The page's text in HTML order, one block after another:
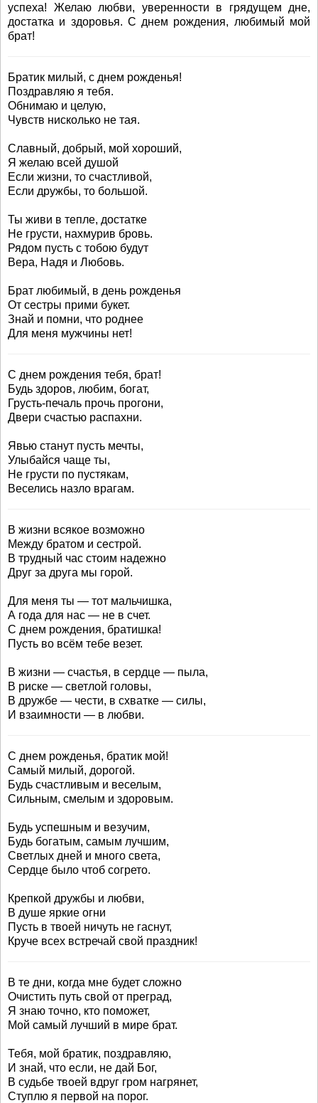
успеха! Желаю любви, уверенности в грядущем дне,
достатка и здоровья. С днем рождения, любимый мой
брат!
Братик милый, с днем рожденья!
Поздравляю я тебя.
Обнимаю и целую,
Чувств нисколько не тая.
Славный, добрый, мой хороший,
Я желаю всей душой
Если жизни, то счастливой,
Если дружбы, то большой.
Ты живи в тепле, достатке
Не грусти, нахмурив бровь.
Рядом пусть с тобою будут
Вера, Надя и Любовь.
Брат любимый, в день рожденья
От сестры прими букет.
Знай и помни, что роднее
Для меня мужчины нет!
С днем рождения тебя, брат!
Будь здоров, любим, богат,
Грусть-печаль прочь прогони,
Двери счастью распахни.
Явью станут пусть мечты,
Улыбайся чаще ты,
Не грусти по пустякам,
Веселись назло врагам.
В жизни всякое возможно
Между братом и сестрой.
В трудный час стоим надежно
Друг за друга мы горой.
Для меня ты — тот мальчишка,
А года для нас — не в счет.
С днем рождения, братишка!
Пусть во всём тебе везет.
В жизни — счастья, в сердце — пыла,
В риске — светлой головы,
В дружбе — чести, в схватке — силы,
И взаимности — в любви.
С днем рожденья, братик мой!
Самый милый, дорогой.
Будь счастливым и веселым,
Сильным, смелым и здоровым.
Будь успешным и везучим,
Будь богатым, самым лучшим,
Светлых дней и много света,
Сердце было чтоб согрето.
Крепкой дружбы и любви,
В душе яркие огни
Пусть в твоей ничуть не гаснут,
Круче всех встречай свой праздник!
В те дни, когда мне будет сложно
Очистить путь свой от преград,
Я знаю точно, кто поможет,
Мой самый лучший в мире брат.
Тебя, мой братик, поздравляю,
И знай, что если, не дай Бог,
В судьбе твоей вдруг гром нагрянет,
Ступлю я первой на порог.